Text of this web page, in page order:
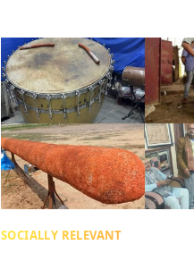
SOCIALLY RELEVANT